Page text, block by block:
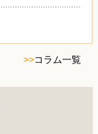
>>コラム一覧